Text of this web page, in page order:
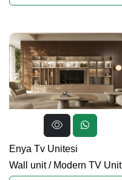
Enya Tv Unitesi
Wall unit/ Modern TV Unit